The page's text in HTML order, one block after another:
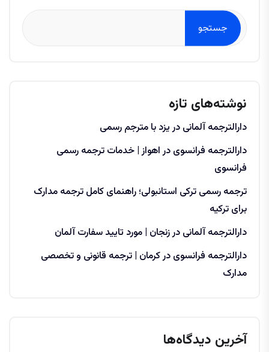
جستجو
نوشته‌های تازه
دارالترجمه آلمانی در یزد با مترجم رسمی
دارالترجمه فرانسوی در اهواز | خدمات ترجمه رسمی
فرانسوی
ترجمه رسمی ترکی استانبولی؛ راهنمای کامل ترجمه مدارک
برای ترکیه
دارالترجمه آلمانی در زنجان | مورد تایید سفارت آلمان
دارالترجمه فرانسوی در کرمان | ترجمه قانونی و تخصصی
مدارک
آخرین دیدگاه‌ها